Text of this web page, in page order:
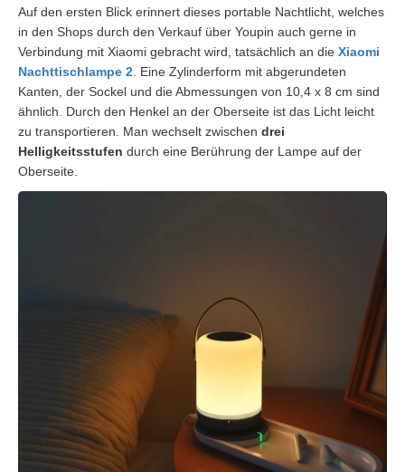
Auf den ersten Blick erinnert dieses portable Nachtlicht, welches
in den Shops durch den Verkauf über Youpin auch gerne in
Verbindung mit Xiaomi gebracht wird, tatsächlich an die Xiaomi
Nachttischlampe 2 . Eine Zylinderform mit abgerundeten
Kanten, der Sockel und die Abmessungen von 10,4 x 8 cm sind
ähnlich. Durch den Henkel an der Oberseite ist das Licht leicht
zu transportieren. Man wechselt zwischen drei
Helligkeitsstufen durch eine Berührung der Lampe auf der
Oberseite.